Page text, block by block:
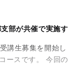
部が共催で実施す
講生募集を開始し